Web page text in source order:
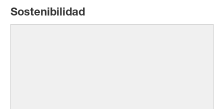
Sostenibilidad